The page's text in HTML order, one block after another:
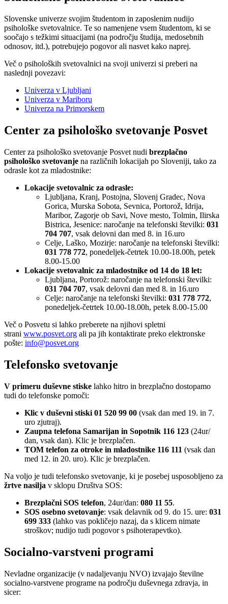
Slovenske univerze svojim študentom in zaposlenim nudijo
psihološke svetovalnice. Te so namenjene vsem študentom, ki se
soočajo s težkimi situacijami (na področju študija, medosebnih
odnosov, itd.), potrebujejo pogovor ali nasvet kako naprej.
Več o psiholoških svetovalnici na svoji univerzi si preberi na
naslednji povezavi:
Univerza v Ljubljani
Univerza v Mariboru
Univerza na Primorskem
Center za psihološko svetovanje Posvet
Center za psihološko svetovanje Posvet nudi brezplačno
psihološko svetovanje na različnih lokacijah po Sloveniji, tako za
odrasle kot za mladostnike:
Lokacije svetovalnic za odrasle:
Ljubljana, Kranj, Postojna, Slovenj Gradec, Nova
Gorica, Murska Sobota, Sevnica, Portorož, Idrija,
Maribor, Zagorje ob Savi, Nove mesto, Tolmin, Ilirska
Bistrica, Jesenice: naročanje na telefonski številki: 031
704 707, vsak delovni dan med 8. in 16.uro
Celje, Laško, Mozirje: naročanje na telefonski številki:
031 778 772, ponedeljek-četrtek 10.00-18.00h, petek
8.00-15.00
Lokacije svetovalnic za mladostnike od 14 do 18 let:
Ljubljana, Portorož: naročanje na telefonski številki:
031 704 707, vsak delovni dan med 8. in 16.uro
Celje: naročanje na telefonski številki: 031 778 772,
ponedeljek-četrtek 10.00-18.00h, petek 8.00-15.00
Več o Posvetu si lahko preberete na njihovi spletni
strani www.posvet.org ali pa jih kontaktirate preko elektronske
pošte: info@posvet.org
Telefonsko svetovanje
V primeru duševne stiske lahko hitro in brezplačno dostopamo
tudi do telefonske pomoči:
Klic v duševni stiski 01 520 99 00 (vsak dan med 19. in 7.
uro zjutraj).
Zaupna telefona Samarijan in Sopotnik 116 123 (24ur/
dan, vsak dan). Klic je brezplačen.
TOM telefon za otroke in mladostnike 116 111 (vsak dan
med 12. in 20. uro). Klic je brezplačen.
Na voljo je tudi telefonsko svetovanje, ki je posebej usposobljeno za
žrtve nasilja v sklopu Društva SOS:
Brezplačni SOS telefon, 24ur/dan: 080 11 55.
SOS osebno svetovanje: vsak delavnik od 9. do 15. ure: 031
699 333 (lahko vas pokličejo nazaj, da s klicem nimate
stroškov; nudijo tudi pogovor s psihoterapevtko).
Socialno-varstveni programi
Nevladne organizacije (v nadaljevanju NVO) izvajajo številne
socialno-varstvene programe na področju duševnega zdravja, in
sicer: